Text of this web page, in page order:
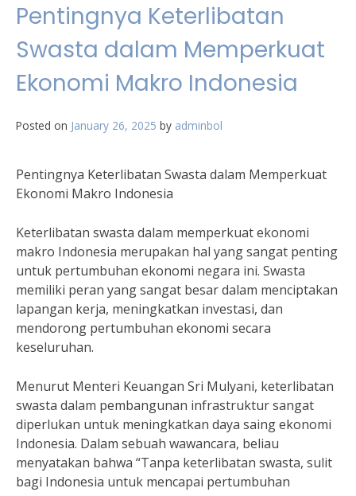
Pentingnya Keterlibatan
Swasta dalam Memperkuat
Ekonomi Makro Indonesia
Posted on January 26, 2025 by adminbol
Pentingnya Keterlibatan Swasta dalam Memperkuat
Ekonomi Makro Indonesia
Keterlibatan swasta dalam memperkuat ekonomi
makro Indonesia merupakan hal yang sangat penting
untuk pertumbuhan ekonomi negara ini. Swasta
memiliki peran yang sangat besar dalam menciptakan
lapangan kerja, meningkatkan investasi, dan
mendorong pertumbuhan ekonomi secara
keseluruhan.
Menurut Menteri Keuangan Sri Mulyani, keterlibatan
swasta dalam pembangunan infrastruktur sangat
diperlukan untuk meningkatkan daya saing ekonomi
Indonesia. Dalam sebuah wawancara, beliau
menyatakan bahwa “Tanpa keterlibatan swasta, sulit
bagi Indonesia untuk mencapai pertumbuhan